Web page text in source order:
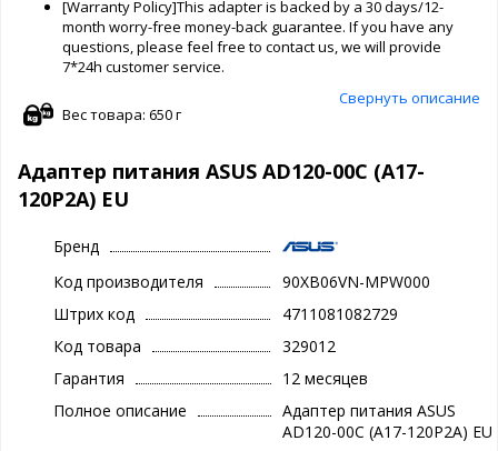
[Warranty Policy]This adapter is backed by a 30 days/12-
month worry-free money-back guarantee. If you have any
questions, please feel free to contact us, we will provide
7*24h customer service.
Свернуть описание
Вес товара: 650 г
Адаптер питания ASUS AD120-00C (A17-
120P2A) EU
Бренд
Код производителя
90XB06VN-MPW000
Штрих код
4711081082729
Код товара
329012
Гарантия
12 месяцев
Полное описание
Адаптер питания ASUS
AD120-00C (A17-120P2A) EU